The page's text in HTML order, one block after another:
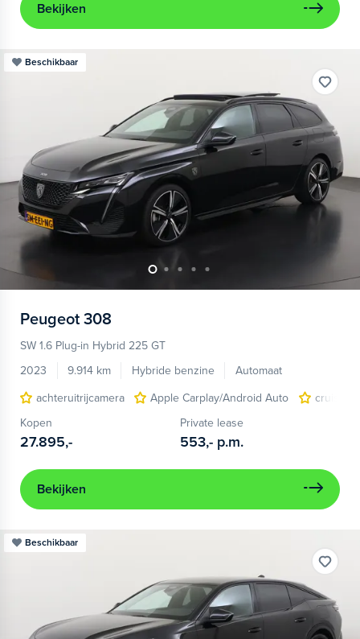
Bekijken
Beschikbaar
Peugeot 308
SW 1.6 Plug-in Hybrid 225 GT
2023
9.914 km Hybride benzine
Automaat
achteruitrijcamera
Apple Carplay/Android Auto
cruise
Kopen
27.895,-
Private lease
553,- p.m.
Bekijken
Beschikbaar